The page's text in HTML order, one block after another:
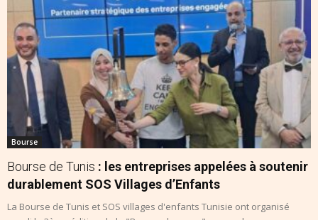
Bourse
Bourse de Tunis : les entreprises appelées à soutenir
durablement SOS Villages d’Enfants
La Bourse de Tunis et SOS villages d'enfants Tunisie ont organisé